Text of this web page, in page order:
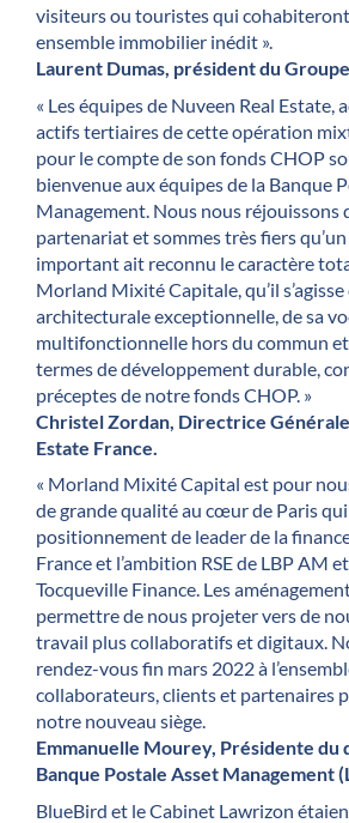
visiteurs ou touristes qui
ensemble immobilier inédit ».
Laurent Dumas, président du
« Les équipes de Nuveen Real Estate,
actifs tertiaires de cette opération
pour le compte de son fonds CHOP
bienvenue aux équipes de la Banque
Management. Nous nous réjouissons
partenariat et sommes très fiers
important ait reconnu le caractère
Morland Mixité Capitale, qu’il
architecturale exceptionnelle, de sa
multifonctionnelle hors du commun
termes de développement durable,
préceptes de notre fonds CHOP. »
Christel Zordan, Directrice
Estate France.
« Morland Mixité Capital est pour
de grande qualité au cœur de Paris qui
positionnement de leader de la
France et l’ambition RSE de LBP AM
Tocqueville Finance. Les
permettre de nous projeter vers de
travail plus collaboratifs et digitaux.
rendez-vous fin mars 2022 à
collaborateurs, clients et partenaires
notre nouveau siège.
Emmanuelle Mourey, Présidente du
Banque Postale Asset Management
BlueBird et le Cabinet Lawrizon